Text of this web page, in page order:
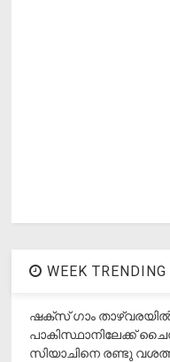
WEEK TRENDING
ഷക്സ് ​ഗാം
പാകിസ്ഥാനിലേക്ക്
സിയാചിനെ രണ്ടു